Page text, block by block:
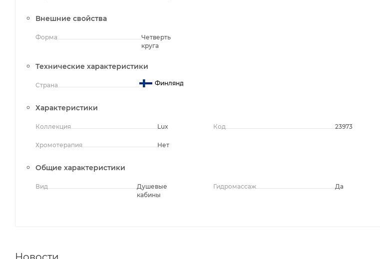
Внешние свойства
Форма
Четверть
круга
Технические характеристики
Страна Финляндия
Характеристики
Коллекция Lux
Хромотерапия Нет
Код 23973
Общие характеристики
Вид
Душевые
кабины
Гидромассаж Да